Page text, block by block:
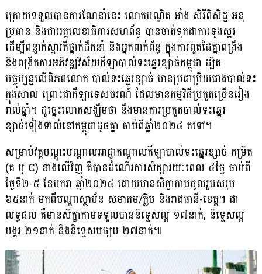
ក្រោយទទួលបានការណែនាំនេះ លោកបណ្ឌិត អាំង សិរីពិសិដ្ឋ អនុ
ប្រធាន និងជាអគ្គលេខាធិការសហព័ន្ធ បានចាត់ទុកជាការទូងស្គរ
ដើម្បីពន្ញាក់ស្មារតីថ្នាក់ដឹកនាំ និងអ្នកពាក់ព័ន្ធ ក្នុងការពួតដៃគ្នាពង្រឹង
និងពង្រីកការអភិវឌ្ឍវិស័យកីឡាបាល់ទះឆ្នេរខ្សាច់កម្ពុជា ដ្បិត
បច្ចុប្បន្នលើពិភពលោក បាល់ទះឆ្នេរខ្សាច់ មានប្រជាប្រិយជាងបាល់ទះ
ក្នុងសាល ព្រោះជាកីឡាទេសចរណ៍ ដែលមានកម្មវិធីប្រកួតច្រើនរៀង
រាល់ឆ្នាំ។ ដូច្នេះលោកសង្ឃឹមថា នឹងមានការប្រកួតបាល់ទះឆ្នេរ
ខ្សាច់ទៀងទាល់នៅកម្ពុជាដូចគ្នា ចាប់ពីឆ្នាំ២០២៤ តទៅ។
សម្រាប់វគ្គបណ្តុះបណ្តាលអាជ្ញាកណ្តាលកីឡាបាល់ទះឆ្នេរខ្សាច់ កម្រិត
(គ ឬ C) ខាងលើវិញ គឺបានដំណើរការសិក្សារយៈពេល ៤ថ្ងៃ ចាប់ពី
ថ្ងៃទី២-៥ ខែមករា ឆ្នាំ២០២៤ ដោយមានសិក្ខាកាមចូលរួមសរុប
៦៥នាក់ មកពីបណ្ដាស្ថាប័ន សមាគម/ក្លិប និងរាជធានី-ខេត្ត។ ជា
លទ្ធផល គឺមានសិក្ខាកាមទទួលបាននិទ្ទេសល្អ ១៧នាក់, និទ្ទេសល្អ
បង្គរ ២១នាក់ និងនិទ្ទេសមធ្យម ២៧នាក់៕